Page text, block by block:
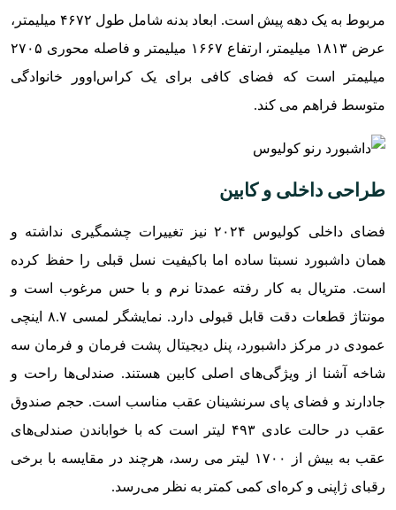
مربوط به یک دهه پیش است. ابعاد بدنه شامل طول ۴۶۷۲ میلیمتر،
عرض ۱۸۱۳ میلیمتر، ارتفاع ۱۶۶۷ میلیمتر و فاصله محوری ۲۷۰۵
میلیمتر است که فضای کافی برای یک کراس‌اوور خانوادگی
متوسط فراهم می کند.
طراحی داخلی و کابین
فضای داخلی کولیوس ۲۰۲۴ نیز تغییرات چشمگیری نداشته و
همان داشبورد نسبتا ساده اما باکیفیت نسل قبلی را حفظ کرده
است. متریال به کار رفته عمدتا نرم و با حس مرغوب است و
مونتاژ قطعات دقت قابل قبولی دارد. نمایشگر لمسی ۸.۷ اینچی
عمودی در مرکز داشبورد، پنل دیجیتال پشت فرمان و فرمان سه
شاخه آشنا از ویژگی‌های اصلی کابین هستند. صندلی‌ها راحت و
جادارند و فضای پای سرنشینان عقب مناسب است. حجم صندوق
عقب در حالت عادی ۴۹۳ لیتر است که با خواباندن صندلی‌های
عقب به بیش از ۱۷۰۰ لیتر می رسد، هرچند در مقایسه با برخی
رقبای ژاپنی و کره‌ای کمی کمتر به نظر می‌رسد.